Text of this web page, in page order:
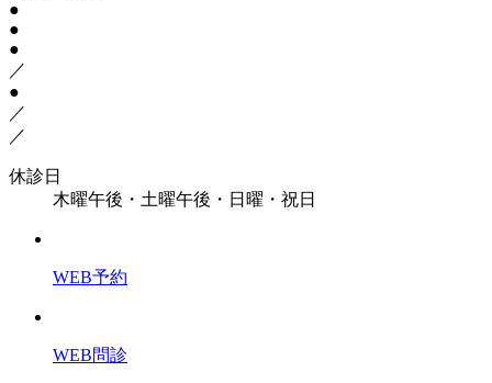
●
●
●
／
●
／
／
休診日
木曜午後・土曜午後・日曜・祝日
WEB予約
WEB問診